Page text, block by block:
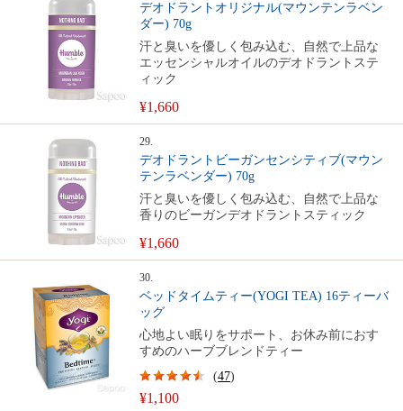
デオドラントオリジナル(マウンテンラベン
ダー) 70g
汗と臭いを優しく包み込む、自然で上品な
エッセンシャルオイルのデオドラントステ
ィック
¥1,660
29.
デオドラントビーガンセンシティブ(マウン
テンラベンダー) 70g
汗と臭いを優しく包み込む、自然で上品な
香りのビーガンデオドラントスティック
¥1,660
30.
ベッドタイムティー(YOGI TEA) 16ティーバ
ッグ
心地よい眠りをサポート、お休み前におす
すめのハーブブレンドティー
¥1,100
(47)